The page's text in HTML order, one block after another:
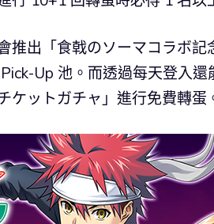
推出「食戟のソーマコラボ
Up 池。而透過每天登入
ケットガチャ」進行免費轉蛋